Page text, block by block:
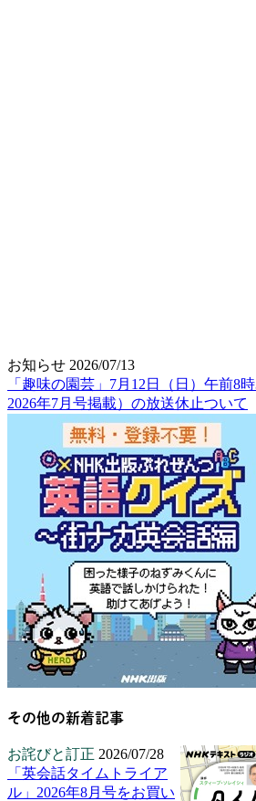
お知らせ 2026/07/13
「趣味の園芸」7月12日（日）午前8
2026年7月号掲載）の放送休止ついて
その他の新着記事
お詫びと訂正 2026/07/28
「英会話タイムトライア
ル」2026年8月号をお買い